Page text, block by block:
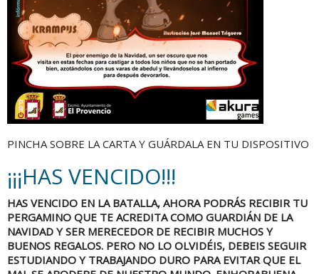
PINCHA SOBRE LA CARTA Y GUÁRDALA EN TU DISPOSITIVO
¡¡¡HAS VENCIDO!!!
HAS VENCIDO EN LA BATALLA, AHORA PODRÁS RECIBIR TU
PERGAMINO QUE TE ACREDITA COMO GUARDIÁN DE LA
NAVIDAD Y SER MERECEDOR DE RECIBIR MUCHOS Y
BUENOS REGALOS. PERO NO LO OLVIDÉIS, DEBEIS SEGUIR
ESTUDIANDO Y TRABAJANDO DURO PARA EVITAR QUE EL